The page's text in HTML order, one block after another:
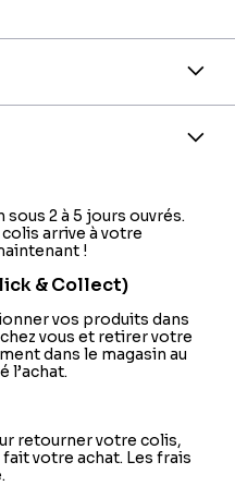
2 à 5 jours ouvrés.
arrive à votre
!
& Collect)
vos produits dans
vous et retirer votre
dans le magasin au
l’achat.
retourner votre colis,
fait votre achat. Les frais